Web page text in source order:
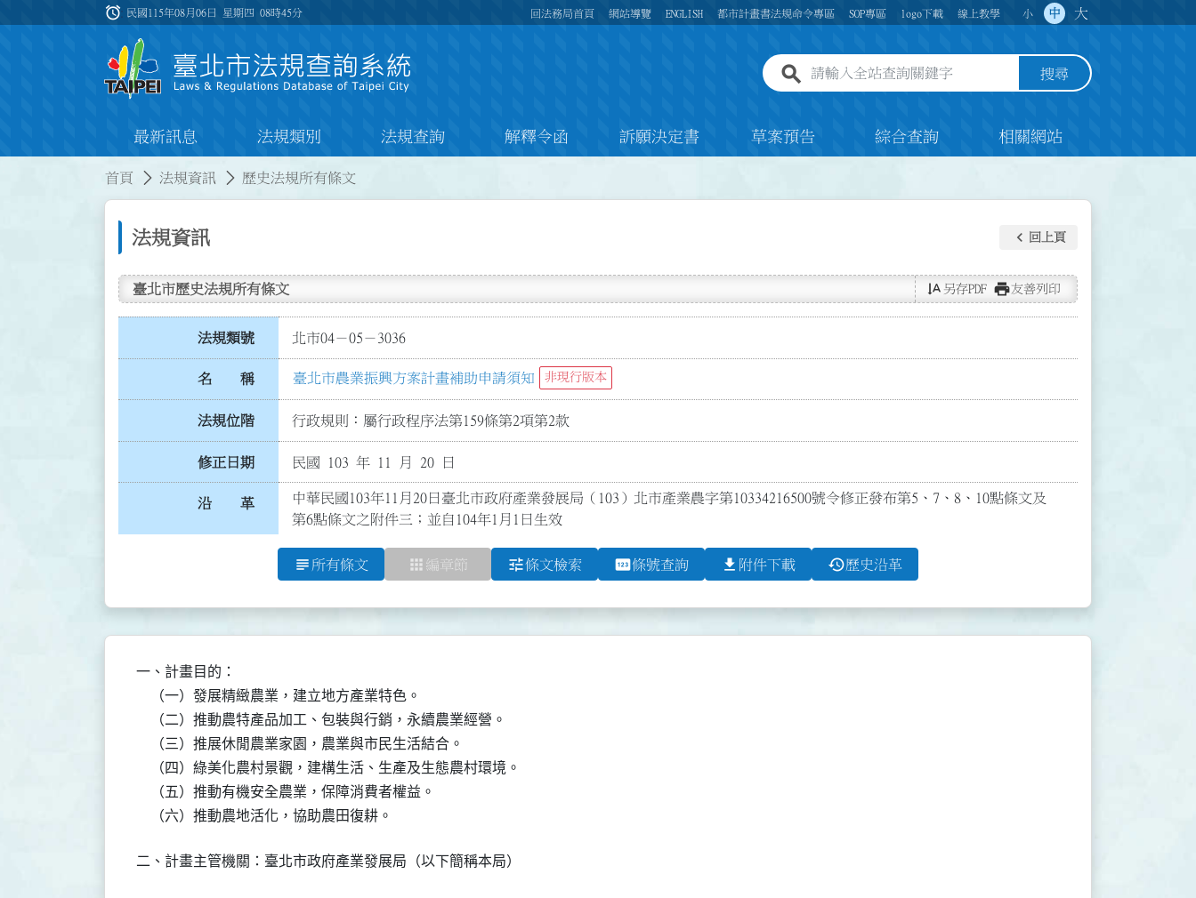
:::
alarm 民國115年08月06日 星期四08時45分 回法務局首頁 網站導覽 ENGLISH 都市計畫書法規命令專區 SOP專區 logo下載 線上教學 小 中 大
全站查詢關鍵字欄位 搜尋
最新訊息 法規類別 法規查詢 解釋令函 訴願決定書 草案預告 綜合查詢 相關網站
首頁 法規資訊 歷史法規所有條文
法規資訊 keyboard_arrow_left 回上頁
臺北市歷史法規所有條文 text_rotate_vertical 另存PDF print友善列印
法規類號 北市04－05－3036
名 稱 臺北市農業振興方案計畫補助申請須知 非現行版本
法規位階 行政規則：屬行政程序法第159條第2項第2款
修正日期 民國 103 年 11 月 20 日
沿 革
中華民國103年11月20日臺北市政府產業發展局（103）北市產業農字第10334216500號令修正發布第5、7、8、10點條文及
第6點條文之附件三；並自104年1月1日生效
subject 所有條文 apps 編章節 tune條文檢索 pin條號查詢 file_download 附件下載 history歷史沿革
一、計畫目的：
    （一）發展精緻農業，建立地方產業特色。
    （二）推動農特產品加工、包裝與行銷，永續農業經營。
    （三）推展休閒農業家園，農業與市民生活結合。
    （四）綠美化農村景觀，建構生活、生產及生態農村環境。
    （五）推動有機安全農業，保障消費者權益。
    （六）推動農地活化，協助農田復耕。
二、計畫主管機關：臺北市政府產業發展局（以下簡稱本局）